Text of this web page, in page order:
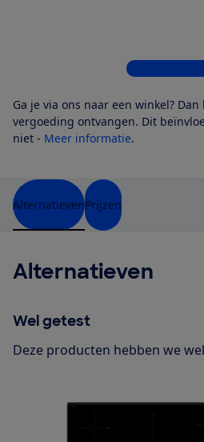
Bekijk alle 5
Ga je via ons naar een winkel?
vergoeding ontvangen. Dit
niet - Meer informatie.
AlternatievenPrijzen
Alternatieven
Wel getest
Deze producten hebben we